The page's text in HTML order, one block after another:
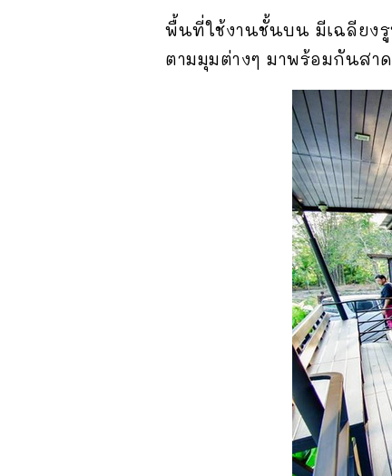
พื้นที่ใช้งานชั้นบน มีเฉลียงรู
ตามมุมต่างๆ มาพร้อมกันส